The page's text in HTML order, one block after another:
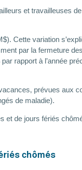
et travailleuses
Cette variation
par la fermeture
rapport à l’année
prévues aux
de maladie).
et de jours fériés
chômés